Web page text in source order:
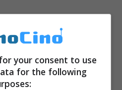
your consent to use
for the following